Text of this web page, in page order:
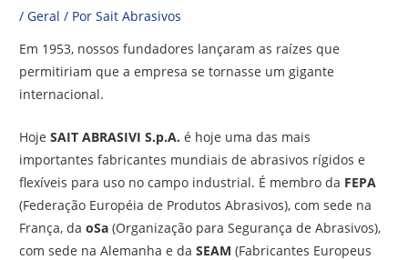
/Geral / PorSait Abrasivos
Em 1953, nossos fundadores lançaram as raízes que
permitiriam que a empresa se tornasse um gigante
internacional.
HojeSAIT ABRASIVI S.p.A. é hoje uma das mais
importantes fabricantes mundiais de abrasivos rígidos e
flexíveis para uso no campo industrial. É membro da FEPA
(Federação Européia de Produtos Abrasivos), com sede na
França, daoSa (Organização para Segurança de Abrasivos),
com sede na Alemanha e daSEAM (Fabricantes Europeus